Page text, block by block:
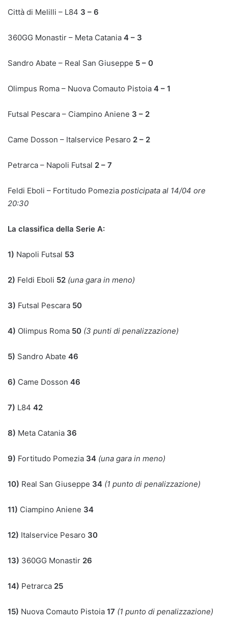
Città di Melilli – L84 3 – 6
360GG Monastir – Meta Catania 4 – 3
Sandro Abate – Real San Giuseppe 5 – 0
Olimpus Roma – Nuova Comauto Pistoia 4 – 1
Futsal Pescara – Ciampino Aniene 3 – 2
Came Dosson – Italservice Pesaro 2 – 2
Petrarca – Napoli Futsal 2 – 7
Feldi Eboli – Fortitudo Pomezia posticipata al 14/04 ore
20:30
La classifica della Serie A:
1) Napoli Futsal 53
2) Feldi Eboli 52 (una gara in meno)
3) Futsal Pescara 50
4) Olimpus Roma 50 (3 punti di penalizzazione)
5) Sandro Abate 46
6) Came Dosson 46
7) L84 42
8) Meta Catania 36
9) Fortitudo Pomezia 34 (una gara in meno)
10) Real San Giuseppe 34 (1 punto di penalizzazione)
11) Ciampino Aniene 34
12) Italservice Pesaro 30
13) 360GG Monastir 26
14) Petrarca 25
15) Nuova Comauto Pistoia 17 (1 punto di penalizzazione)